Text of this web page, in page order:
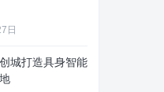
日
城打造具身智能